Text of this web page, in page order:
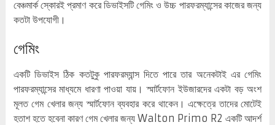
বেঞ্চমার্ক স্কোরই প্রমাণ করে ডিভাইসটি গেমিং ও উচ্চ পারফরম্যান্সের কাজের জন্য
কতটা উপযোগী।
গেমিং
একটি ডিভাইস ঠিক কতটুকু পারফরম্যান্স দিতে পারে তার অনেকটাই এর গেমিং
পারফরম্যান্সের মাধ্যমে ধারণা পাওয়া যায়। স্মার্টফোন ইউজারদের একটা বড় অংশ
মূলত গেম খেলার জন্য স্মার্টফোন ব্যবহার করে থাকেন। এক্ষেত্রে তাদের মোটেই
হতাশ হতে হবেনা কারণ গেম খেলার জন্য Walton Primo R2 একটি আদর্শ